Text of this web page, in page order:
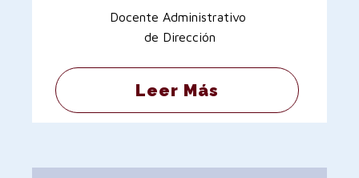
Docente Administrativo
de Dirección
Leer Más